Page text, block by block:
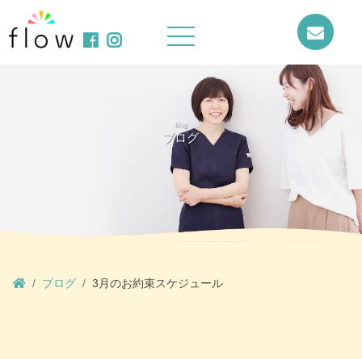
Blog
ブログ
ブログ 3月のお約束スケジュール